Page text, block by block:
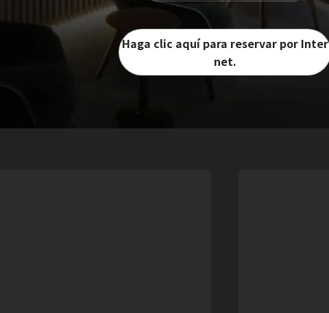
Haga clic aquí para reservar por Inter
net.